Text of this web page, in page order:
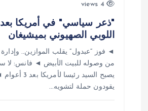
4 views
"ذعر سياسي" في أمريكا بعد
اللوبي الصهيوني بميشيغان
◄ فوز “عبدول” يقلب الموازين..
من وصوله للبيت الأبيض ◄ فانس: لا
يصبح السيد
يقودون حملة لتشويه…